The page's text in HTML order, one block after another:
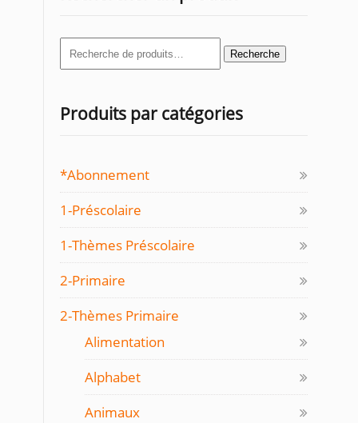
Recherche
pour :
Recherche
Produits par catégories
*Abonnement
1-Préscolaire
1-Thèmes Préscolaire
2-Primaire
2-Thèmes Primaire
Alimentation
Alphabet
Animaux